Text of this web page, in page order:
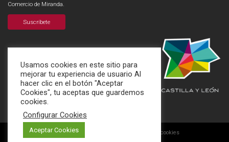
Comercio de Miranda.
Suscríbete
Aviso legal| Aviso de cookies
Usamos cookies en este sitio para
mejorar tu experiencia de usuario Al
hacer clic en el botón "Aceptar
Cookies", tu aceptas que guardemos
cookies.
Configurar Cookies
Aceptar Cookies